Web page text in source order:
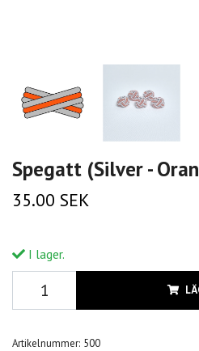
Spegatt (Silver -
35.00 SEK
I lager.
Artikelnummer: 500